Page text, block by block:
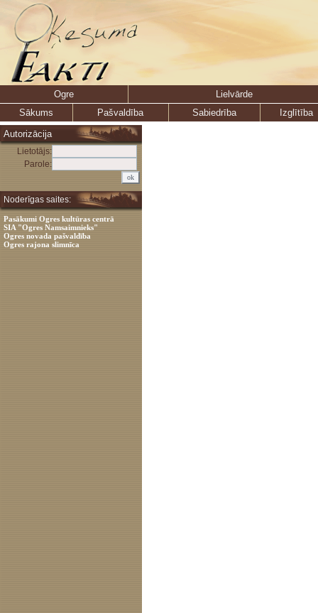
Ogre
Lielvārde
Sākums
Pašvaldība Sabiedrība
Izglītība
Autorizācija
Lietotājs:
Parole:
Noderīgas saites:
Pasākumi Ogres kultūras centrā
SIA "Ogres Namsaimnieks"
Ogres novada pašvaldība
Ogres rajona slimnīca